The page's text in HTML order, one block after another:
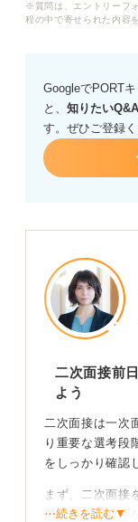
策が必要なので
す。
※質問は、エントリーフ
程の中で寄せられた内容
GoogleでPORT
と、 知りたい
す。ぜひご登録く
二次面接前
よう
二次面接は一次
り重要な選考段
をしっかり確認
まず、二次面接
最優先し、徹夜
⋯続きを読む▼